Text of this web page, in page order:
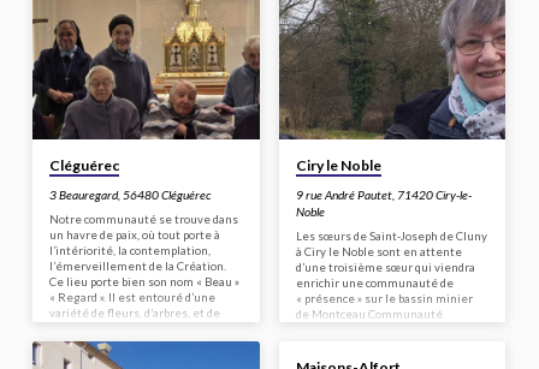
Cléguérec
3 Beauregard, 56480 Cléguérec
Notre communauté se trouve dans
un havre de paix, où tout porte à
l’intériorité, la contemplation,
l’émerveillement de la Création.
Ce lieu porte bien son nom « Beau »
« Regard ». Il est entouré d’une
variété de fleurs, d’arbres, et de
saisons. Nous sommes douze
sœurs. Et, malgré l’âge avancé de la
Ciry le Noble
9 rue André Pautet, 71420 Ciry-le-
Noble
Les sœurs de Saint-Joseph de Cluny
à Ciry le Noble sont en attente
d’une troisième sœur qui viendra
enrichir une communauté de
« présence » sur le bassin minier
de Montceau Communauté
liturgique, catéchèse et